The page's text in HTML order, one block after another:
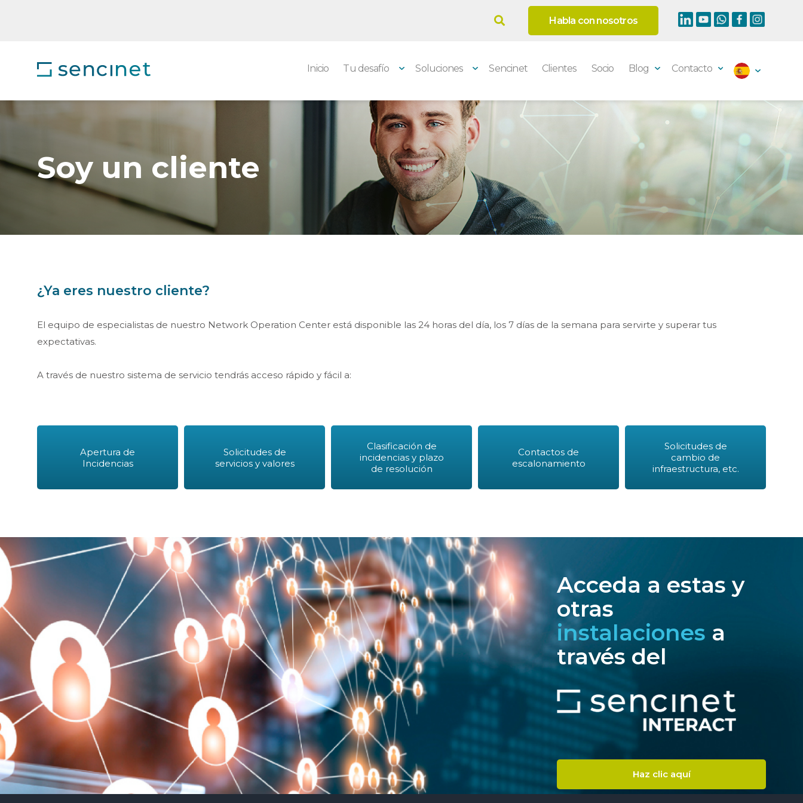
Habla con nosotros
Inicio Tu desafío Soluciones Sencinet Clientes Socio Blog Contacto
Soy un cliente
¿Ya eres nuestro cliente?
El equipo de especialistas de nuestro Network Operation Center está disponible las 24 horas del día, los 7 días de la semana para servirte y superar tus
expectativas.
A través de nuestro sistema de servicio tendrás acceso rápido y fácil a:
Apertura de
Incidencias
Solicitudes de
servicios y valores
Clasificación de
incidencias y plazo
de resolución
Contactos de
escalonamiento
Solicitudes de
cambio de
infraestructura, etc.
Acceda a estas y
otras
instalaciones a
través del
Haz clic aquí